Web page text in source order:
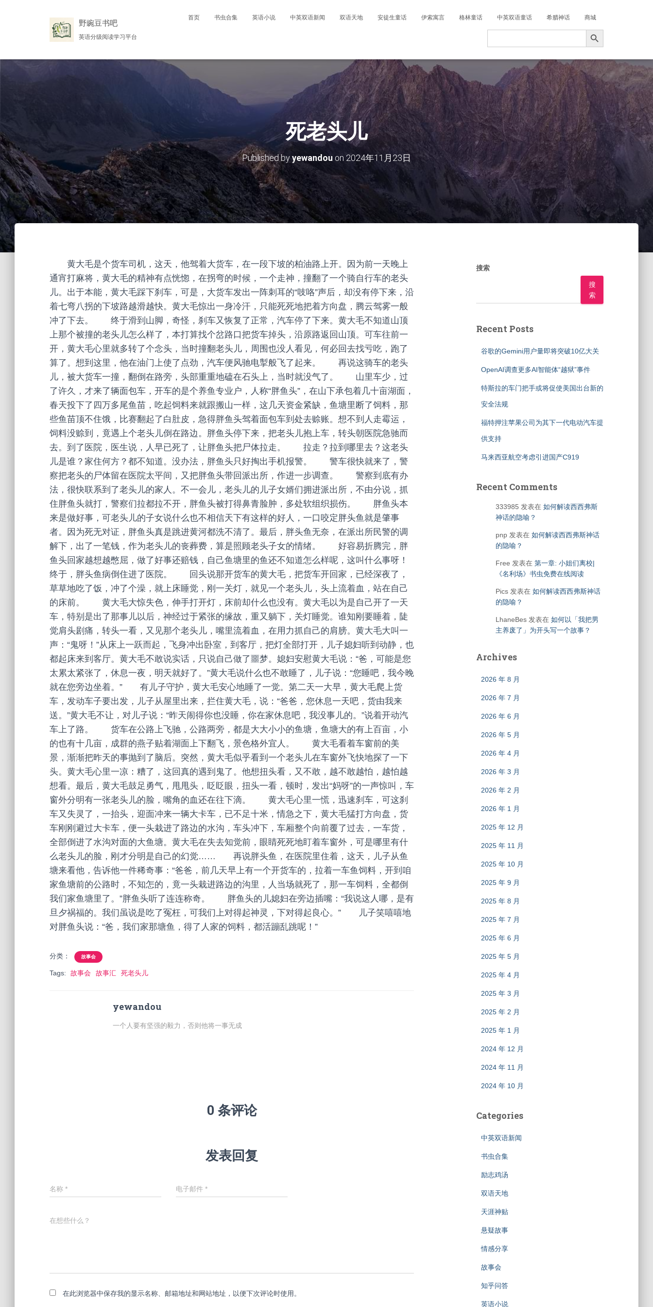
野豌豆书吧
英语分级阅读学习平台
首页 书虫合集 英语小说 中英双语新闻 双语天地 安徒生童话 伊索寓言 格林童话 中英双语童话 希腊神话 商城
Search
搜索按钮
死老头儿
Published byyewandou on 2024年11月23日
黄大毛是个货车司机，这天，他驾着大货车，在一段下坡的柏油路上开。因为前一天晚上
通宵打麻将，黄大毛的精神有点恍惚，在拐弯的时候，一个走神，撞翻了一个骑自行车的老头
儿。出于本能，黄大毛踩下刹车，可是，大货车发出一阵刺耳的“吱咯”声后，却没有停下来，沿
着七弯八拐的下坡路越滑越快。黄大毛惊出一身冷汗，只能死死地把着方向盘，腾云驾雾一般
冲了下去。 终于滑到山脚，奇怪，刹车又恢复了正常，汽车停了下来。黄大毛不知道山顶
上那个被撞的老头儿怎么样了，本打算找个岔路口把货车掉头，沿原路返回山顶。可车往前一
开，黄大毛心里就多转了个念头，当时撞翻老头儿，周围也没人看见，何必回去找亏吃，跑了
算了。想到这里，他在油门上使了点劲，汽车便风驰电掣般飞了起来。 再说这骑车的老头
儿，被大货车一撞，翻倒在路旁，头部重重地磕在石头上，当时就没气了。 山里车少，过
了许久，才来了辆面包车，开车的是个养鱼专业户，人称“胖鱼头”，在山下承包着几十亩湖面，
春天投下了四万多尾鱼苗，吃起饲料来就跟搬山一样，这几天资金紧缺，鱼塘里断了饲料，那
些鱼苗顶不住饿，比赛翻起了白肚皮，急得胖鱼头驾着面包车到处去赊账。想不到人走霉运，
饲料没赊到，竟遇上个老头儿倒在路边。胖鱼头停下来，把老头儿抱上车，转头朝医院急驰而
去。到了医院，医生说，人早已死了，让胖鱼头把尸体拉走。 拉走？拉到哪里去？这老头
儿是谁？家住何方？都不知道。没办法，胖鱼头只好掏出手机报警。 警车很快就来了，警
察把老头的尸体留在医院太平间，又把胖鱼头带回派出所，作进一步调查。 警察到底有办
法，很快联系到了老头儿的家人。不一会儿，老头儿的儿子女婿们拥进派出所，不由分说，抓
住胖鱼头就打，警察们拉都拉不开，胖鱼头被打得鼻青脸肿，多处软组织损伤。 胖鱼头本
来是做好事，可老头儿的子女说什么也不相信天下有这样的好人，一口咬定胖头鱼就是肇事
者。因为死无对证，胖鱼头真是跳进黄河都洗不清了。最后，胖头鱼无奈，在派出所民警的调
解下，出了一笔钱，作为老头儿的丧葬费，算是照顾老头子女的情绪。 好容易折腾完，胖
鱼头回家越想越憋屈，做了好事还赔钱，自己鱼塘里的鱼还不知道怎么样呢，这叫什么事呀！
终于，胖头鱼病倒住进了医院。 回头说那开货车的黄大毛，把货车开回家，已经深夜了，
草草地吃了饭，冲了个澡，就上床睡觉，刚一关灯，就见一个老头儿，头上流着血，站在自己
的床前。 黄大毛大惊失色，伸手打开灯，床前却什么也没有。黄大毛以为是自己开了一天
车，特别是出了那事儿以后，神经过于紧张的缘故，重又躺下，关灯睡觉。谁知刚要睡着，陡
觉肩头剧痛，转头一看，又见那个老头儿，嘴里流着血，在用力抓自己的肩膀。黄大毛大叫一
声：“鬼呀！”从床上一跃而起，飞身冲出卧室，到客厅，把灯全部打开，儿子媳妇听到动静，也
都起床来到客厅。黄大毛不敢说实话，只说自己做了噩梦。媳妇安慰黄大毛说：“爸，可能是您
太累太紧张了，休息一夜，明天就好了。”黄大毛说什么也不敢睡了，儿子说：“您睡吧，我今晚
就在您旁边坐着。” 有儿子守护，黄大毛安心地睡了一觉。第二天一大早，黄大毛爬上货
车，发动车子要出发，儿子从屋里出来，拦住黄大毛，说：“爸爸，您休息一天吧，货由我来
送。”黄大毛不让，对儿子说：“昨天闹得你也没睡，你在家休息吧，我没事儿的。”说着开动汽
车上了路。 货车在公路上飞驰，公路两旁，都是大大小小的鱼塘，鱼塘大的有上百亩，小
的也有十几亩，成群的燕子贴着湖面上下翻飞，景色格外宜人。 黄大毛看着车窗前的美
景，渐渐把昨天的事抛到了脑后。突然，黄大毛似乎看到一个老头儿在车窗外飞快地探了一下
头。黄大毛心里一凉：糟了，这回真的遇到鬼了。他想扭头看，又不敢，越不敢越怕，越怕越
想看。最后，黄大毛鼓足勇气，甩甩头，眨眨眼，扭头一看，顿时，发出“妈呀”的一声惊叫，车
窗外分明有一张老头儿的脸，嘴角的血还在往下滴。 黄大毛心里一慌，迅速刹车，可这刹
车又失灵了，一抬头，迎面冲来一辆大卡车，已不足十米，情急之下，黄大毛猛打方向盘，货
车刚刚避过大卡车，便一头栽进了路边的水沟，车头冲下，车厢整个向前覆了过去，一车货，
全部倒进了水沟对面的大鱼塘。黄大毛在失去知觉前，眼睛死死地盯着车窗外，可是哪里有什
么老头儿的脸，刚才分明是自己的幻觉…… 再说胖头鱼，在医院里住着，这天，儿子从鱼
塘来看他，告诉他一件稀奇事：“爸爸，前几天早上有一个开货车的，拉着一车鱼饲料，开到咱
家鱼塘前的公路时，不知怎的，竟一头栽进路边的沟里，人当场就死了，那一车饲料，全都倒
我们家鱼塘里了。”胖鱼头听了连连称奇。 胖鱼头的儿媳妇在旁边插嘴：“我说这人哪，是有
旦夕祸福的。我们虽说是吃了冤枉，可我们上对得起神灵，下对得起良心。” 儿子笑嘻嘻地
对胖鱼头说：“爸，我们家那塘鱼，得了人家的饲料，都活蹦乱跳呢！”
分类： 故事会
Tags: 故事会 故事汇 死老头儿
yewandou
一个人要有坚强的毅力，否则他将一事无成
0 条评论
发表回复
名称 * 电子邮件 *
在想些什么？
在此浏览器中保存我的显示名称、邮箱地址和网站地址，以便下次评论时使用。
搜索
搜
索
Recent Posts
谷歌的Gemini用户量即将突破10亿大关
OpenAI调查更多AI智能体“越狱”事件
特斯拉的车门把手或将促使美国出台新的
安全法规
福特押注苹果公司为其下一代电动汽车提
供支持
马来西亚航空考虑引进国产C919
Recent Comments
333985 发表在 如何解读西西弗斯
神话的隐喻？
pnp发表在 如何解读西西弗斯神话
的隐喻？
Free 发表在 第一章: 小姐们离校|
《名利场》书虫免费在线阅读
Pics发表在 如何解读西西弗斯神话
的隐喻？
LhaneBes发表在 如何以「我把男
主养废了」为开头写一个故事？
Archives
2026 年 8 月
2026 年 7 月
2026 年 6 月
2026 年 5 月
2026 年 4 月
2026 年 3 月
2026 年 2 月
2026 年 1 月
2025 年 12 月
2025 年 11 月
2025 年 10 月
2025 年 9 月
2025 年 8 月
2025 年 7 月
2025 年 6 月
2025 年 5 月
2025 年 4 月
2025 年 3 月
2025 年 2 月
2025 年 1 月
2024 年 12 月
2024 年 11 月
2024 年 10 月
Categories
中英双语新闻
书虫合集
励志鸡汤
双语天地
天涯神贴
悬疑故事
情感分享
故事会
知乎问答
英语小说